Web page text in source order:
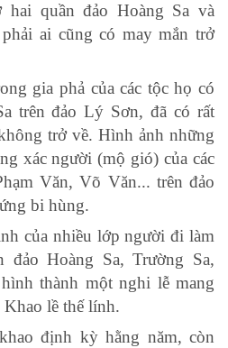
quần đảo Hoàng Sa và
ai cũng có may mắn trở
gia phả của các tộc họ có
trên đảo Lý Sơn, đã có rất
trở về. Hình ảnh những
xác người (mộ gió) của các
Văn, Võ Văn... trên đảo
bi hùng.
của nhiều lớp người đi làm
đảo Hoàng Sa, Trường Sa,
thành một nghi lễ mang
lề thế lính.
định kỳ hằng năm, còn